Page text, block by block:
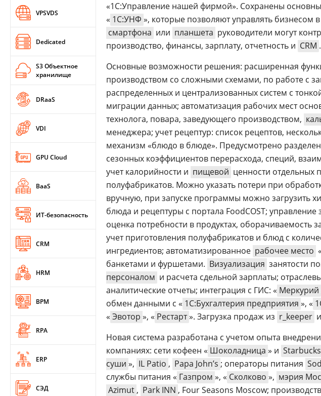
Вакансии
Контакты
VPSVDS
Dedicated
S3 Объектное
хранилище
DRaaS
VDI
GPU Cloud
BaaS
ИТ-безопасность
CRM
HRM
BPM
RPA
ERP
СЭД
«1С:Управление нашей фирмой». Сохранены
« 1С:УНФ », которые позволяют управлять бизнесом
смартфона или планшета руководители могут
производство, финансы, зарплату, отчетность и CRM .
Основные возможности решения: расширенная
производством со сложными схемами, по работе с
распределенных и централизованных систем с
миграции данных; автоматизация рабочих мест
технолога, повара, заведующего производством,
менеджера; учет рецептур: список рецептов,
механизм «блюдо в блюде». Предусмотрено
сезонных коэффициентов перерасхода, специй,
учет калорийности и пищевой ценности отдельных
полуфабрикатов. Можно указать потери при
вручную, при запуске программы можно загрузить
блюда и рецептуры с портала FoodCOST; управление
оценка потребности в продуктах, оборачиваемость
учет приготовления полуфабрикатов и блюд с
ингредиентов; автоматизированное рабочее место
банкетами и фуршетами. Визуализация занятости
персоналом и расчета сдельной зарплаты;
аналитические отчеты; интеграция с ГИС: « Меркурий
обмен данными с « 1С:Бухгалтерия предприятия », «
« Эвотор », « Рестарт». Загрузка продаж из r_keeper и
Новая система разработана с учетом опыта
компаниях: сети кофеен « Шоколадница » и Starbucks
суши », IL Patio , Papa John’s ; операторы питания
службы питания « Газпром », « Сколково », мэрия
Azimut , Park INN , Four Seasons Moscow;